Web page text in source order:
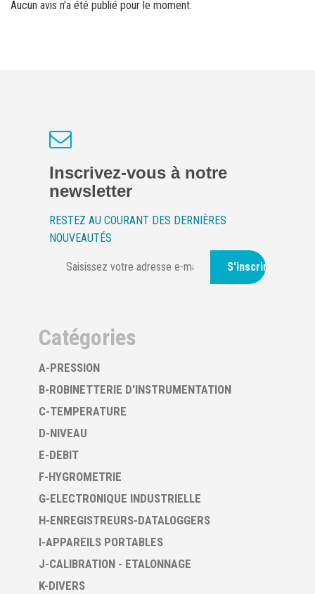
Aucun avis n'a été publié pour le moment.
Inscrivez-vous à notre
newsletter
RESTEZ AU COURANT DES DERNIÈRES
NOUVEAUTÉS
S'inscrire
Catégories
A-PRESSION
B-ROBINETTERIE D'INSTRUMENTATION
C-TEMPERATURE
D-NIVEAU
E-DEBIT
F-HYGROMETRIE
G-ELECTRONIQUE INDUSTRIELLE
H-ENREGISTREURS-DATALOGGERS
I-APPAREILS PORTABLES
J-CALIBRATION - ETALONNAGE
K-DIVERS